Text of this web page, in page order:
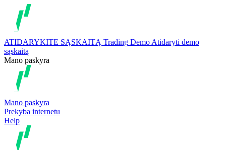
ATIDARYKITE SĄSKAITĄ Trading Demo Atidaryti demo
sąskaitą
Mano paskyra
Mano paskyra
Prekyba internetu
Help